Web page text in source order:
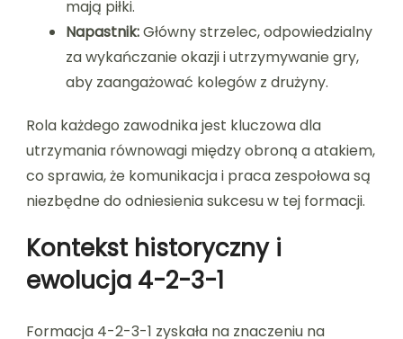
mają piłki.
Napastnik:Główny strzelec, odpowiedzialny
za wykańczanie okazji i utrzymywanie gry,
aby zaangażować kolegów z drużyny.
Rola każdego zawodnika jest kluczowa dla
utrzymania równowagi między obroną a atakiem,
co sprawia, że komunikacja i praca zespołowa są
niezbędne do odniesienia sukcesu w tej formacji.
Kontekst historyczny i
ewolucja 4-2-3-1
Formacja 4-2-3-1 zyskała na znaczeniu na